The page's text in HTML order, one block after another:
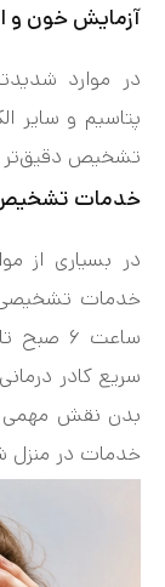
آزمایش خون و
در موارد
پتاسیم و سایر
تشخیص دقیق‌تر
خدمات تشخیص
در بسیاری از
خدمات تشخیصی
سریع کادر
بدن نقش مهمی
خدمات در منزل